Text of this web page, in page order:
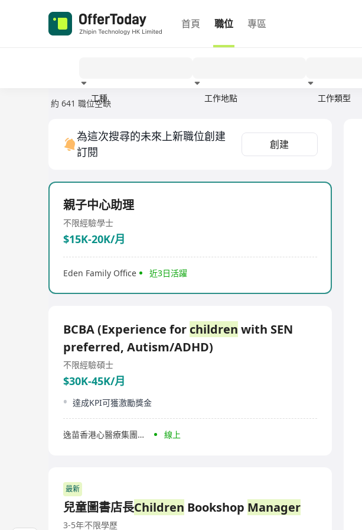
首頁 職位 專區
工種 工作地點 工作類型
約 641 職位空缺
為這次搜尋的未來上新職位創建
訂閱
創建
親子中心助理
不限經驗學士
$15K-20K/月
Eden Family Office 近3日活躍
BCBA (Experience for children with SEN
preferred, Autism/ADHD)
不限經驗碩士
$30K-45K/月
達成KPI可獲激勵獎金
逸苗香港心醫療集團有限公司 線上
最新
兒童圖書店長Children Bookshop Manager
3-5年不限學歷